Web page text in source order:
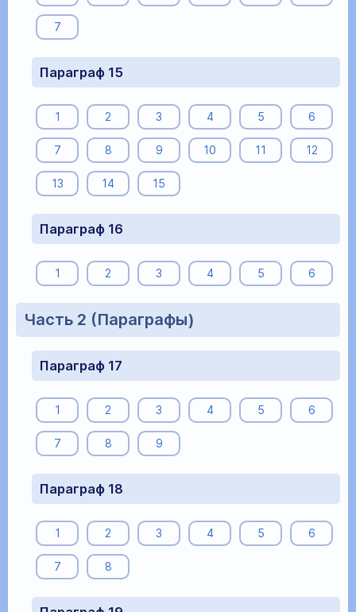
7
Параграф 15
1 2 3 4 5 6
7 8 9 10 11 12
13 14 15
Параграф 16
1 2 3 4 5 6
Часть 2 (Параграфы)
Параграф 17
1 2 3 4 5 6
7 8 9
Параграф 18
1 2 3 4 5 6
7 8